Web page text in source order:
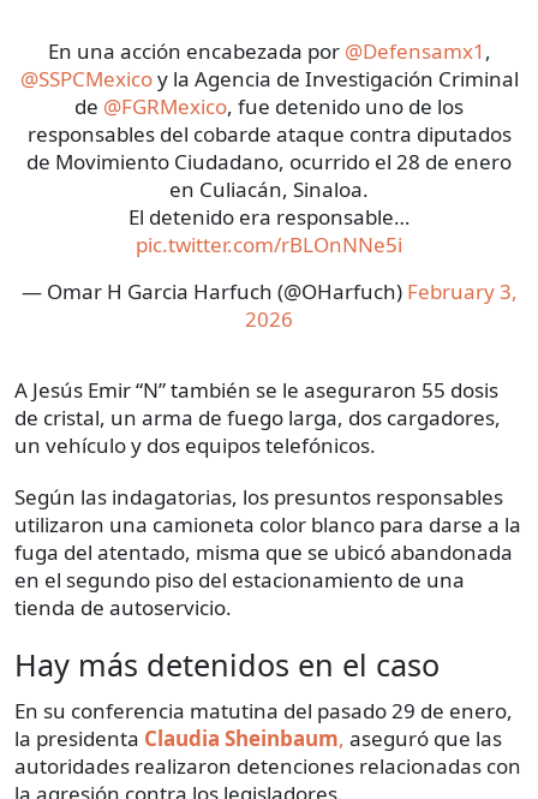
En una acción encabezada por @Defensamx1 ,
@SSPCMexicoy la Agencia de Investigación Criminal
de @FGRMexico, fue detenido uno de los
responsables del cobarde ataque contra diputados
de Movimiento Ciudadano, ocurrido el 28 de enero
en Culiacán, Sinaloa.
El detenido era responsable…
pic.twitter.com/rBLOnNNe5i
— Omar H Garcia Harfuch (@OHarfuch) February 3,
2026
A Jesús Emir “N” también se le aseguraron 55 dosis
de cristal, un arma de fuego larga, dos cargadores,
un vehículo y dos equipos telefónicos.
Según las indagatorias, los presuntos responsables
utilizaron una camioneta color blanco para darse a la
fuga del atentado, misma que se ubicó abandonada
en el segundo piso del estacionamiento de una
tienda de autoservicio.
Hay más detenidos en el caso
En su conferencia matutina del pasado 29 de enero,
la presidenta Claudia Sheinbaum, aseguró que las
autoridades realizaron detenciones relacionadas con